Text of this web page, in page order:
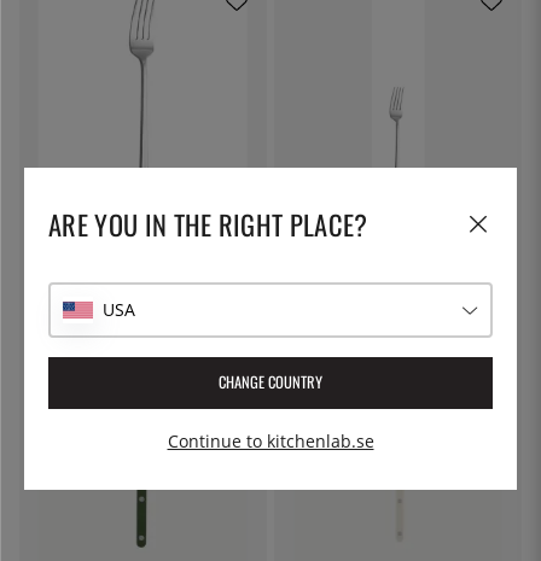
SOLEX
Hannah Bordsgaffel, 209 mm -
82:-
SOLEX
Hannah Kakgaffel 160 mm -
42:-
ARE YOU IN THE RIGHT PLACE?
USA
CHANGE COUNTRY
Continue to kitchenlab.se